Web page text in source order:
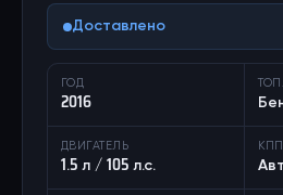
Доставлено
ГОД
2016
ДВИГАТЕЛЬ
1.5 л / 105 л.с.
КПП